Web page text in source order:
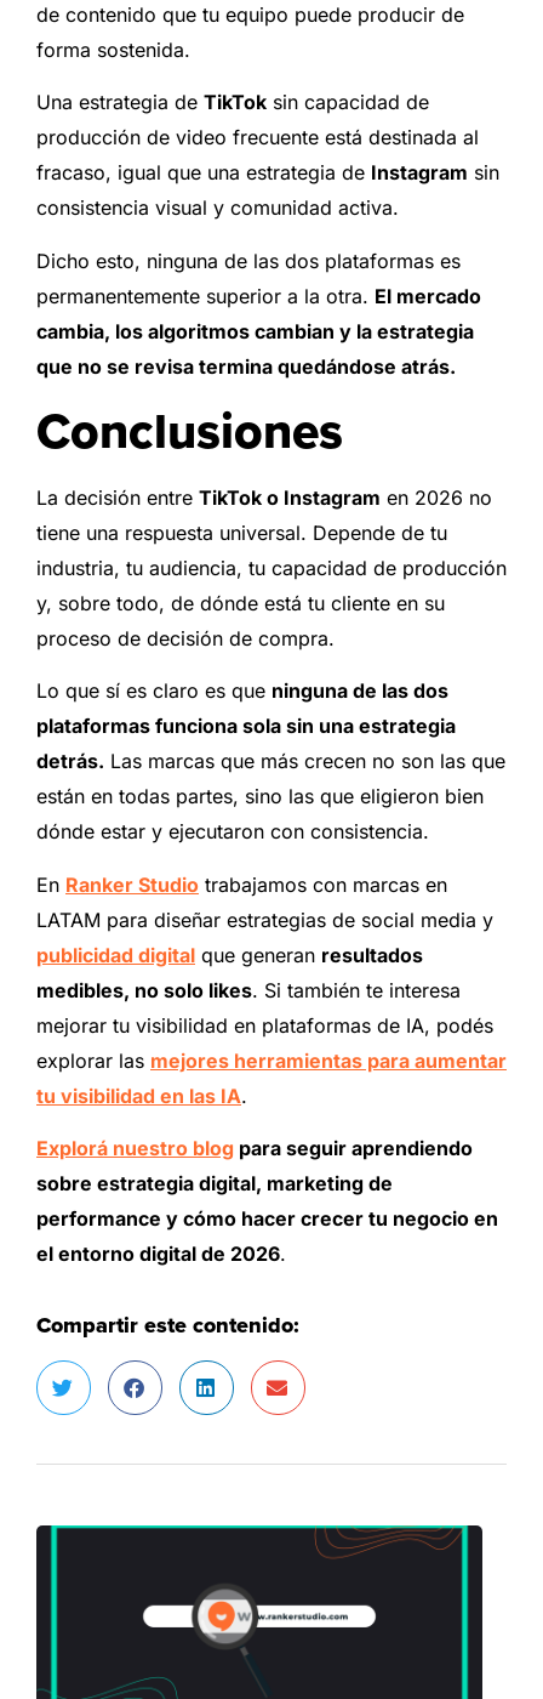
de contenido que tu equipo puede producir de
forma sostenida.
Una estrategia de TikTok sin capacidad de
producción de video frecuente está destinada al
fracaso, igual que una estrategia de Instagram sin
consistencia visual y comunidad activa.
Dicho esto, ninguna de las dos plataformas es
permanentemente superior a la otra. El mercado
cambia, los algoritmos cambian y la estrategia
que no se revisa termina quedándose atrás.
Conclusiones
La decisión entre TikTok o Instagram en 2026 no
tiene una respuesta universal. Depende de tu
industria, tu audiencia, tu capacidad de producción
y, sobre todo, de dónde está tu cliente en su
proceso de decisión de compra.
Lo que sí es claro es que ninguna de las dos
plataformas funciona sola sin una estrategia
detrás. Las marcas que más crecen no son las que
están en todas partes, sino las que eligieron bien
dónde estar y ejecutaron con consistencia.
En Ranker Studio trabajamos con marcas en
LATAM para diseñar estrategias de social media y
publicidad digital que generan resultados
medibles, no solo likes. Si también te interesa
mejorar tu visibilidad en plataformas de IA, podés
explorar las mejores herramientas para aumentar
tu visibilidad en las IA.
Explorá nuestro blog para seguir aprendiendo
sobre estrategia digital, marketing de
performance y cómo hacer crecer tu negocio en
el entorno digital de 2026.
Compartir este contenido: